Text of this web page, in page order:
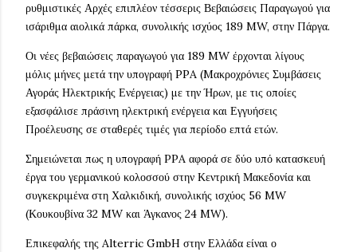
ρυθμιστικές Αρχές επιπλέον τέσσερις Βεβαιώσεις Παραγωγού για
ισάριθμα αιολικά πάρκα, συνολικής ισχύος 189 MW, στην Πάργα.
Οι νέες βεβαιώσεις παραγωγού για 189 MW έρχονται λίγους
μόλις μήνες μετά την υπογραφή PPA (Mακροχρόνιες Συμβάσεις
Αγοράς Ηλεκτρικής Ενέργειας) με την Ήρων, με τις οποίες
εξασφάλισε πράσινη ηλεκτρική ενέργεια και Εγγυήσεις
Προέλευσης σε σταθερές τιμές για περίοδο επτά ετών.
Σημειώνεται πως η υπογραφή PPA αφορά σε δύο υπό κατασκευή
έργα του γερμανικού κολοσσού στην Κεντρική Μακεδονία και
συγκεκριμένα στη Χαλκιδική, συνολικής ισχύος 56 MW
(Κουκουβίνα 32 MW και Άγκανος 24 MW).
Επικεφαλής της Alterric GmbH στην Ελλάδα είναι ο